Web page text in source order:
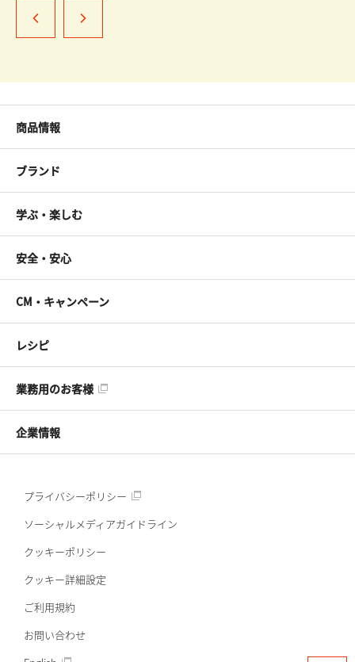
商品情報
ブランド
学ぶ・楽しむ
安全・安心
CM・キャンペーン
レシピ
業務用のお客様
企業情報
プライバシーポリシー
ソーシャルメディアガイドライン
クッキーポリシー
クッキー詳細設定
ご利用規約
お問い合わせ